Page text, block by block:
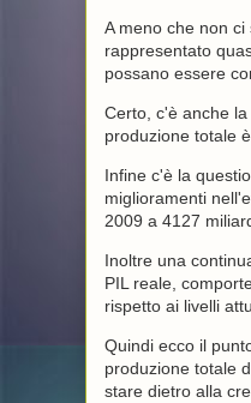
A meno che non
rappresentato
possano essere
Certo, c'è anche
produzione totale
Infine c'è la
miglioramenti
2009 a 4127
Inoltre una
PIL reale,
rispetto ai livelli
Quindi ecco il
produzione totale
stare dietro alla